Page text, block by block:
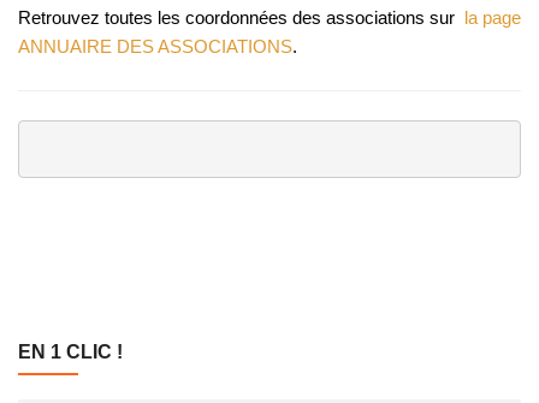
Retrouvez toutes les coordonnées des associations sur la page
ANNUAIRE DES ASSOCIATIONS.
EN 1 CLIC !